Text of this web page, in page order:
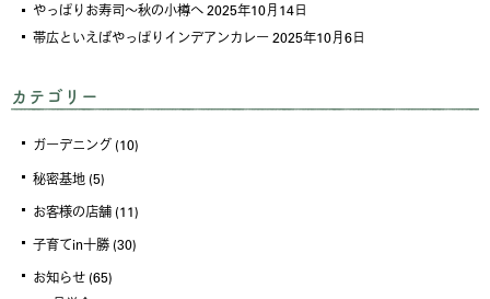
やっぱりお寿司～秋の小樽へ2025年10月14日
帯広といえばやっぱりインデアンカレー2025年10月6日
カテゴリー
ガーデニング (10)
秘密基地 (5)
お客様の店舗 (11)
子育てin十勝 (30)
お知らせ (65)